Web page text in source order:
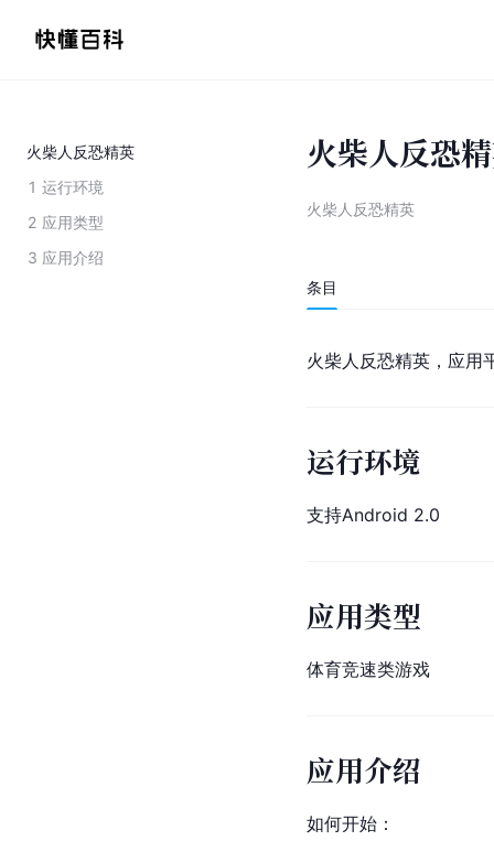
火柴人反恐精英
1 运行环境
2 应用类型
3 应用介绍
火柴人反恐
火柴人反恐精英
条目
火柴人反恐精英，应
运行环境
支持Android 2.0
应用类型
体育竞速类游戏
应用介绍
如何开始：